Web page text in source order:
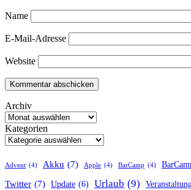
Name
E-Mail-Adresse
Website
Archiv
Kategorien
Advent (4) Akku (7) Apple (4) BarCamp (4)
Twitter (7) Update (6) Urlaub (9)